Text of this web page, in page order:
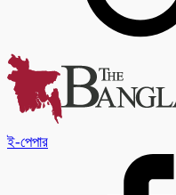
ই-পেপার